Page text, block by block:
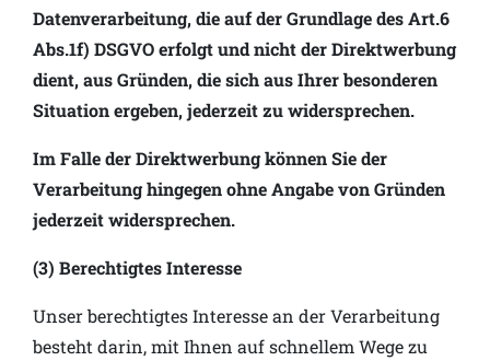
Datenverarbeitung, die auf der Grundlage des Art.6
Abs.1f) DSGVO erfolgt und nicht der Direktwerbung
dient, aus Gründen, die sich aus Ihrer besonderen
Situation ergeben, jederzeit zu widersprechen.
Im Falle der Direktwerbung können Sie der
Verarbeitung hingegen ohne Angabe von Gründen
jederzeit widersprechen.
(3) Berechtigtes Interesse
Unser berechtigtes Interesse an der Verarbeitung
besteht darin, mit Ihnen auf schnellem Wege zu